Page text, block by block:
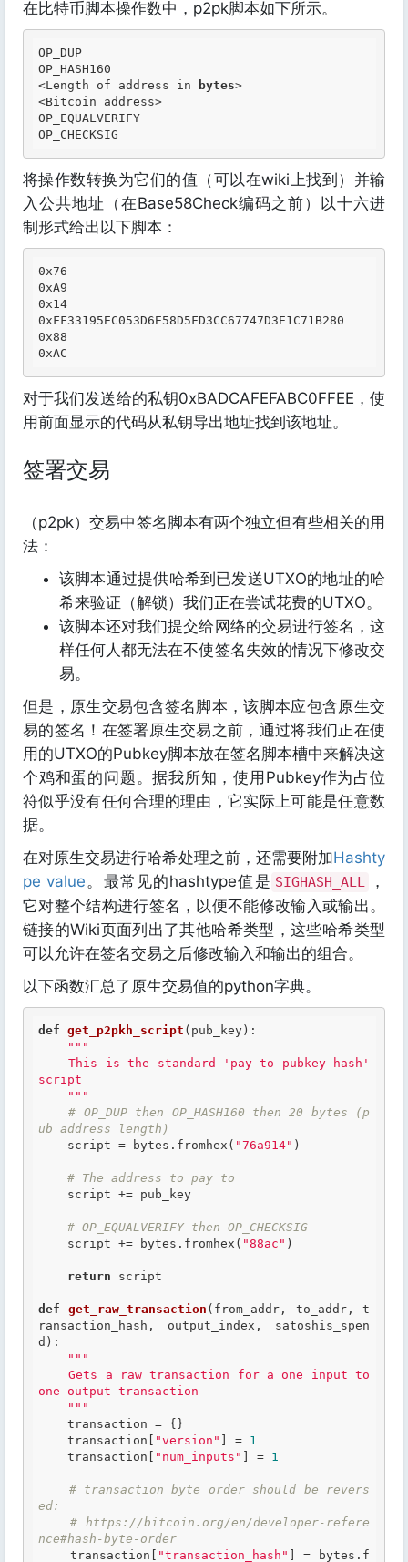
在比特币脚本操作数中，p2pk脚本如下所示。
OP_DUP
OP_HASH160
<Length of address in bytes>
<Bitcoin address>
OP_EQUALVERIFY
将操作数转换为它们的值（可以在wiki上找到）并输
入公共地址（在Base58Check编码之前）以十六进
制形式给出以下脚本：
0x76
0xA9
0x14
0xFF33195EC053D6E58D5FD3CC67747D3E1C71B280
0x88
对于我们发送给的私钥0xBADCAFEFABC0FFEE，使
用前面显示的代码从私钥导出地址找到该地址。
签署交易
（p2pk）交易中签名脚本有两个独立但有些相关的用
法：
该脚本通过提供哈希到已发送UTXO的地址的哈
希来验证（解锁）我们正在尝试花费的UTXO。
该脚本还对我们提交给网络的交易进行签名，这
样任何人都无法在不使签名失效的情况下修改交
易。
但是，原生交易包含签名脚本，该脚本应包含原生交
易的签名！在签署原生交易之前，通过将我们正在使
用的UTXO的Pubkey脚本放在签名脚本槽中来解决这
个鸡和蛋的问题。据我所知，使用Pubkey作为占位
符似乎没有任何合理的理由，它实际上可能是任意数
据。
在对原生交易进行哈希处理之前，还需要附加Hashty
pe value 。最常见的hashtype值是 SIGHASH_ALL
，
它对整个结构进行签名，以便不能修改输入或输出。
链接的Wiki页面列出了其他哈希类型，这些哈希类型
可以允许在签名交易之后修改输入和输出的组合。
以下函数汇总了原生交易值的python字典。
def get_p2pkh_script (pub_key) :
"""
    This is the standard 'pay to pubkey hash'
script
    """
# OP_DUP then OP_HASH160 then 20 bytes (p
ub address length)
    script = bytes.fromhex(
"76a914" )
# The address to pay to
# OP_EQUALVERIFY then OP_CHECKSIG
    script += bytes.fromhex(
"88ac" )
return script
def get_raw_transaction (from_addr, to_addr, t
ransaction_hash, output_index, satoshis_spen
d) :
"""
    Gets a raw transaction for a one input to
one output transaction
    """
    transaction[
"version" ] = 1
    transaction[
"num_inputs" ] = 1
# transaction byte order should be revers
ed:
# https://bitcoin.org/en/developer-refere
nce#hash-byte-order
    transaction[
"transaction_hash" ] = bytes.f